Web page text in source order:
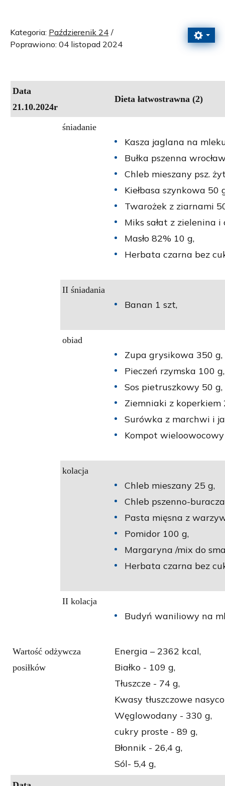
Kategoria: Paździerenik 24
Poprawiono: 04 listopad 2024
Data
21.10.2024r
Dieta łatwostrawna (2)
śniadanie
Kasza jaglana na
Bułka pszenna
Chleb mieszany psz.
Kiełbasa szynkowa 50
Twarożek z ziarnami
Miks sałat z zielenina i
Masło 82% 10 g,
Herbata czarna bez
II śniadania
Banan 1 szt,
obiad
Zupa grysikowa 350 g,
Pieczeń rzymska 100 g,
Sos pietruszkowy 50 g,
Ziemniaki z koperkiem
Surówka z marchwi i
Kompot wieloowocowy
kolacja
Chleb mieszany 25 g,
Chleb pszenno-
Pasta mięsna z
Pomidor 100 g,
Margaryna /mix do
Herbata czarna bez
II kolacja
Budyń waniliowy na
Wartość odżywcza
posiłków
Energia – 2362 kcal,
Białko - 109 g,
Tłuszcze - 74 g,
Kwasy tłuszczowe
Węglowodany - 330 g,
cukry proste - 89 g,
Błonnik - 26,4 g,
Sól- 5,4 g,